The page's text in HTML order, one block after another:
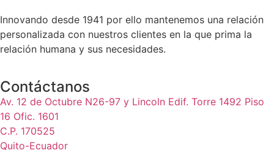
Innovando desde 1941 por ello mantenemos una relación
personalizada con nuestros clientes en la que prima la
relación humana y sus necesidades.
Contáctanos
Av. 12 de Octubre N26-97 y Lincoln Edif. Torre 1492 Piso
16 Ofic. 1601
C.P. 170525
Quito-Ecuador